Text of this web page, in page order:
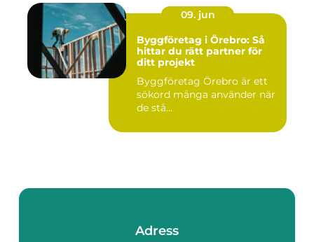
09. jun
Byggföretag i Örebro: Så
hittar du rätt partner för
ditt projekt
Byggföretag Örebro är ett
sökord många använder när
de stå...
Adress